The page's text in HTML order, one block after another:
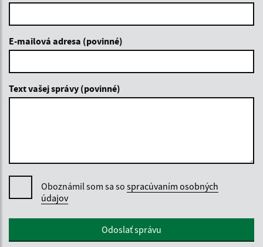
E-mailová adresa (povinné)
Text vašej správy (povinné)
Oboznámil som sa so spracúvaním osobných
údajov
Google reCaptcha ResponseOdoslať správu